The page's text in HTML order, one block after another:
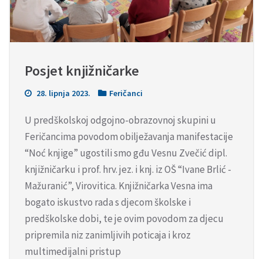
Posjet knjižničarke
28. lipnja 2023. Feričanci
U predškolskoj odgojno-obrazovnoj skupini u
Feričancima povodom obilježavanja manifestacije
“Noć knjige” ugostili smo gđu Vesnu Zvečić dipl.
knjižničarku i prof. hrv. jez. i knj. iz OŠ “Ivane Brlić -
Mažuranić”, Virovitica. Knjižničarka Vesna ima
bogato iskustvo rada s djecom školske i
predškolske dobi, te je ovim povodom za djecu
pripremila niz zanimljivih poticaja i kroz
multimedijalni pristup